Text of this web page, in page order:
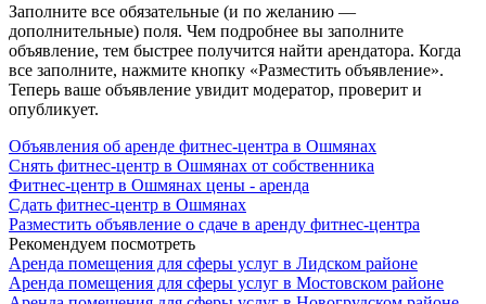
Заполните все обязательные (и по желанию —
дополнительные) поля. Чем подробнее вы заполните
объявление, тем быстрее получится найти арендатора. Когда
все заполните, нажмите кнопку «Разместить объявление».
Теперь ваше объявление увидит модератор, проверит и
опубликует.
Объявления об аренде фитнес-центра в Ошмянах
Снять фитнес-центр в Ошмянах от собственника
Фитнес-центр в Ошмянах цены - аренда
Сдать фитнес-центр в Ошмянах
Разместить объявление о сдаче в аренду фитнес-центра
Рекомендуем посмотреть
Аренда помещения для сферы услуг в Лидском районе
Аренда помещения для сферы услуг в Мостовском районе